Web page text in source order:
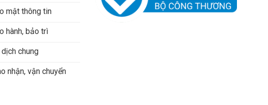
mật thông tin
hành, bảo trì
chung
nhận, vận chuyển